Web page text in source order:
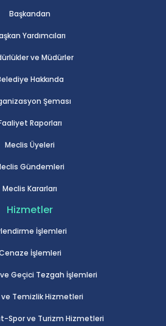
Başkandan
Yardımcıları
ve Müdürler
Hakkında
Şeması
Raporları
Meclis Üyeleri
Gündemleri
Meclis Kararları
Hizmetler
İşlemleri
İşlemleri
Geçici Tezgah İşlemleri
Temizlik Hizmetleri
Spor ve Turizm Hizmetleri